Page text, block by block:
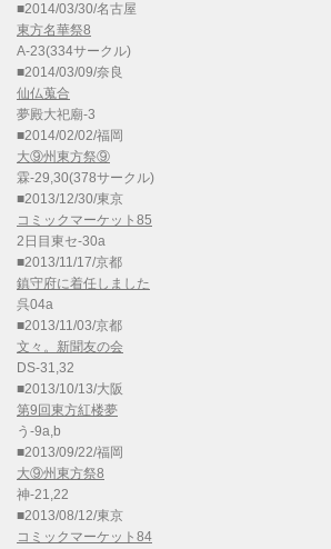
■2014/03/30/名古屋
東方名華祭8
A-23(334サークル)
■2014/03/09/奈良
仙仏蒐合
夢殿大祀廟-3
■2014/02/02/福岡
大⑨州東方祭⑨
霖-29,30(378サークル)
■2013/12/30/東京
コミックマーケット85
2日目東セ-30a
■2013/11/17/京都
鎮守府に着任しました
呉04a
■2013/11/03/京都
文々。新聞友の会
DS-31,32
■2013/10/13/大阪
第9回東方紅楼夢
う-9a,b
■2013/09/22/福岡
大⑨州東方祭8
神-21,22
■2013/08/12/東京
コミックマーケット84